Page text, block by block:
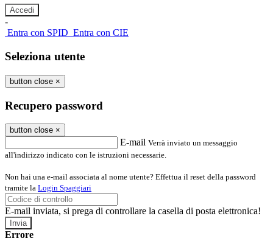
-
Entra con SPID Entra con CIE
Seleziona utente
button close ×
Recupero password
button close ×
E-mail Verrà inviato un messaggio
all'indirizzo indicato con le istruzioni necessarie.
Non hai una e-mail associata al nome utente? Effettua il reset della password
tramite la Login Spaggiari
E-mail inviata, si prega di controllare la casella di posta elettronica!
Errore